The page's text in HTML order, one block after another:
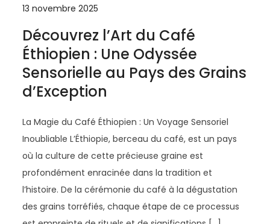
13 novembre 2025
Découvrez l’Art du Café
Éthiopien : Une Odyssée
Sensorielle au Pays des Grains
d’Exception
La Magie du Café Éthiopien : Un Voyage Sensoriel
Inoubliable L’Éthiopie, berceau du café, est un pays
où la culture de cette précieuse graine est
profondément enracinée dans la tradition et
l’histoire. De la cérémonie du café à la dégustation
des grains torréfiés, chaque étape de ce processus